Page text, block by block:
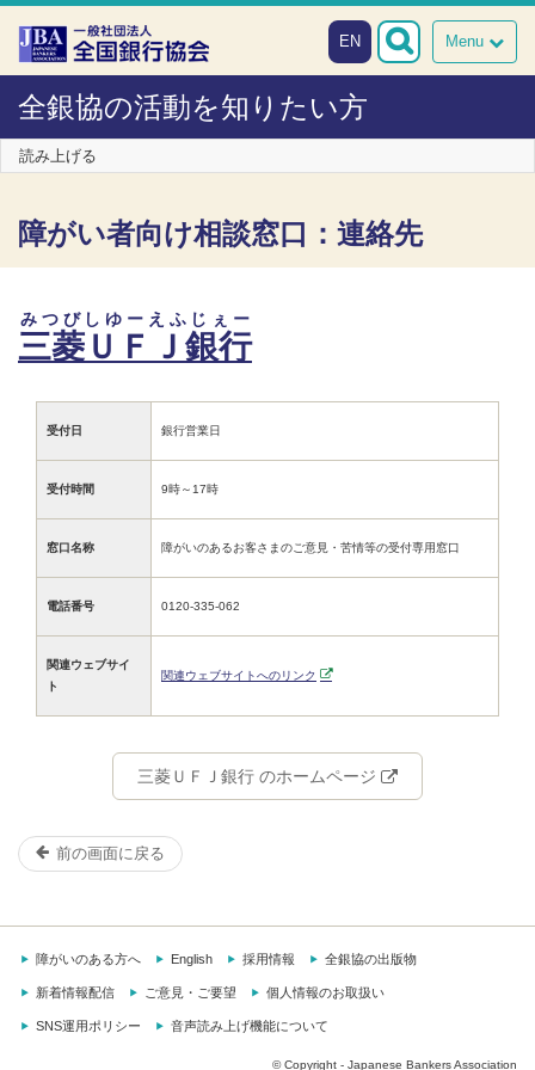
本文へスキップ
Menu
EN
全銀協の活動を知りたい方
読み上げる
障がい者向け相談窓口：連絡先
三菱ＵＦＪ銀行
みつびしゆーえふじぇー
受付日 銀行営業日
受付時間 9時～17時
窓口名称 障がいのあるお客さまのご意見・苦情等の受付専用窓口
電話番号 0120-335-062
関連ウェブサイ
ト
関連ウェブサイトへのリンク
三菱ＵＦＪ銀行 のホームページ
前の画面に戻る
障がいのある方へ English 採用情報 全銀協の出版物
新着情報配信 ご意見・ご要望 個人情報のお取扱い
SNS運用ポリシー 音声読み上げ機能について
© Copyright - Japanese Bankers Association